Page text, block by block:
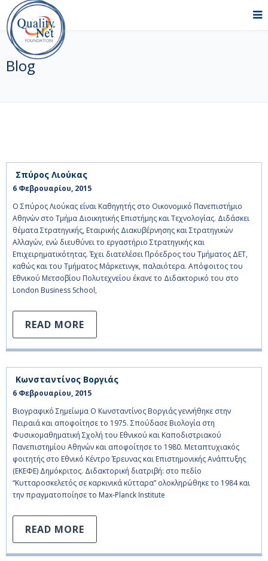
Blog
Σπύρος Λιούκας
6 Φεβρουαρίου, 2015
Ο Σπύρος Λιούκας είναι Καθηγητής στο Οικονομικό Πανεπιστήμιο
Αθηνών στο Τμήμα Διοικητικής Επιστήμης και Τεχνολογίας. Διδάσκει
θέματα Στρατηγικής, Εταιρικής Διακυβέρνησης και Στρατηγικών
Αλλαγών, ενώ διευθύνει το εργαστήριο Στρατηγικής και
Επιχειρηματικότητας. Έχει διατελέσει Πρόεδρος του Τμήματος ΔΕΤ,
καθώς και του Τμήματος Μάρκετινγκ, παλαιότερα. Απόφοιτος του
Εθνικού Μετσοβίου Πολυτεχνείου έκανε το Διδακτορικό του στο
London Business School,
READ MORE
Κωνσταντίνος Βοργιάς
6 Φεβρουαρίου, 2015
Βιογραφικό Σημείωμα Ο Κωνσταντίνος Βοργιάς γεννήθηκε στην
Πειραιά και αποφοίτησε το 1975. Σπούδασε Βιολογία στη
Φυσικομαθηματική Σχολή του Εθνικού και Καποδιστριακού
Πανεπιστημίου Αθηνών και αποφοίτησε το 1980. Μεταπτυχιακός
φοιτητής στο Εθνικό Κέντρο Έρευνας και Επιστημονικής Ανάπτυξης
(ΕΚΕΦΕ) Δημόκριτος. Διδακτορική διατριβή: στο πεδίο
“Κυτταροσκελετός σε καρκινικά κύτταρα” ολοκληρώθηκε το 1984 και
την πραγματοποίησε το Max-Planck Institute
READ MORE